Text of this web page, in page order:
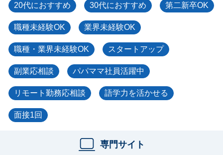
20代におすすめ 30代におすすめ 第二新卒OK
職種未経験OK 業界未経験OK
職種・業界未経験OK スタートアップ
副業応相談 パパママ社員活躍中
リモート勤務応相談 語学力を活かせる
面接1回
専門サイト